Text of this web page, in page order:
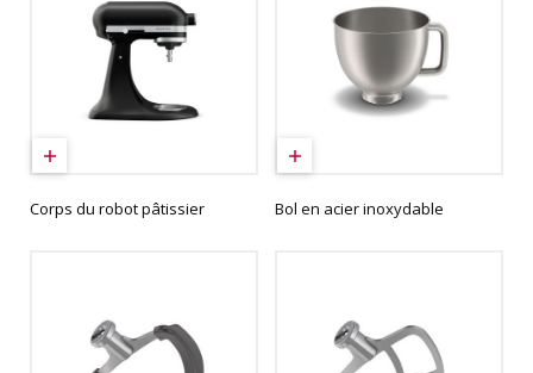
Corps du robot pâtissier Bol en acier inoxydable